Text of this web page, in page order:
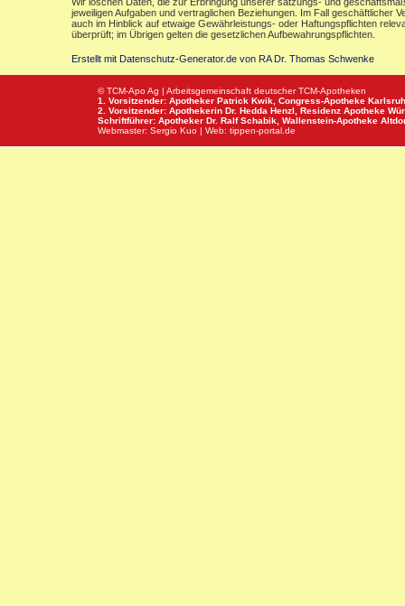
jeweiligen Aufgaben und vertraglichen Beziehungen. Im Fall geschäftlicher
auch im Hinblick auf etwaige Gewährleistungs- oder Haftungspflichten
überprüft; im Übrigen gelten die gesetzlichen Aufbewahrungspflichten.
Erstellt mit Datenschutz-Generator.de von RA Dr. Thomas Schwenke
© TCM-Apo Ag | Arbeitsgemeinschaft deutscher TCM-Apotheken
1. Vorsitzender: Apotheker Patrick Kwik, Congress-Apotheke
2. Vorsitzender: Apothekerin Dr. Hedda Henzl, Residenz Apotheke
Schriftführer: Apotheker Dr. Ralf Schabik, Wallenstein-Apotheke
Webmaster: Sergio Kuo | Web: tippen-portal.de